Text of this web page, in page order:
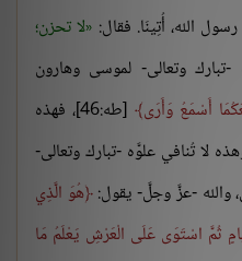
الله، أُتِينَا. فقال: لا تحزن؛
وتعالى- لموسى وهارون
أَسْمَعُ وَأَرَى
[طه:46]، فهذه
لا تُنافي علوَّه -تبارك وتعالى-
والله -عزَّ وجلَّ- يقول: هُوَ الَّذِي
ثُمَّ اسْتَوَى عَلَى الْعَرْشِ يَعْلَمُ مَا